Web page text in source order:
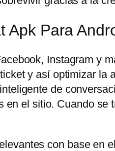
Apk Para
Instagram y
y así optimizar
de
el sitio. Cuando
con base en